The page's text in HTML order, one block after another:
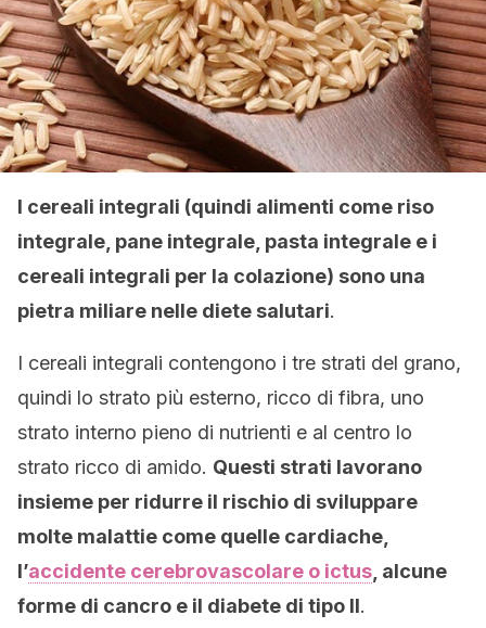
I cereali integrali (quindi alimenti come riso
integrale, pane integrale, pasta integrale e i
cereali integrali per la colazione) sono una
pietra miliare nelle diete salutari.
I cereali integrali contengono i tre strati del grano,
quindi lo strato più esterno, ricco di fibra, uno
strato interno pieno di nutrienti e al centro lo
strato ricco di amido. Questi strati lavorano
insieme per ridurre il rischio di sviluppare
molte malattie come quelle cardiache,
l’accidente cerebrovascolare o ictus , alcune
forme di cancro e il diabete di tipo II.